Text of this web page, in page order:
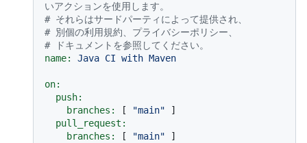
いアクションを使用します。
# それらはサードパーティによって提供され、
# 別個の利用規約、プライバシーポリシー、
# ドキュメントを参照してください。
name:
Java CI with Maven
on:
push:
branches:
[ "main" ]
pull_request:
branches:
[ "main" ]